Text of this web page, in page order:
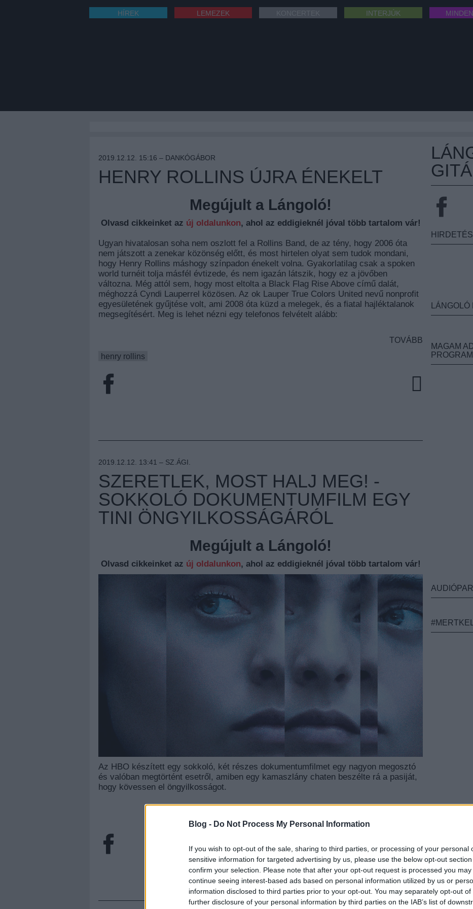
Blog - Do Not Process My Personal Information
If you wish to opt-out of the sale, sharing to third parties, or processing of your personal
sensitive information for targeted advertising by us, please use the below opt-out
confirm your selection. Please note that after your opt-out request is processed you may
continue seeing interest-based ads based on personal information utilized by us or
information disclosed to third parties prior to your opt-out. You may separately opt-out of
further disclosure of your personal information by third parties on the IAB’s list of
HÍREK LEMEZEK INTERJÚK
2019.12.12. 15:16 – DANKÓGÁBOR
HENRY ROLLINS ÚJRA ÉNEKELT
Megújult a Lángoló!
Olvasd cikkeinket az új oldalunkon, ahol az eddigieknél jóval több tartalom vár!
Ugyan hivatalosan soha nem oszlott fel a Rollins Band, de az tény, hogy 2006 óta
nem játszott a zenekar közönség előtt, és most hirtelen olyat sem tudok mondani,
hogy Henry Rollins máshogy színpadon énekelt volna. Gyakorlatilag csak a spoken
world turnéit tolja másfél évtizede, és nem igazán látszik, hogy ez a jövőben
változna. Még attól sem, hogy most eltolta a Black Flag Rise Above című dalát,
méghozzá Cyndi Lauperrel közösen. Az ok Lauper True Colors United nevű nonprofit
egyesületének gyűjtése volt, ami 2008 óta küzd a melegek, és a fiatal hajléktalanok
megsegítésért. Meg is lehet nézni egy telefonos felvételt alább:
TOVÁBB
henry rollins
2019.12.12. 13:41 – SZ.ÁGI.
SZERETLEK, MOST HALJ MEG! -
SOKKOLÓ DOKUMENTUMFILM EGY
TINI ÖNGYILKOSSÁGÁRÓL
Megújult a Lángoló!
Olvasd cikkeinket az új oldalunkon, ahol az eddigieknél jóval több tartalom vár!
Az HBO készített egy sokkoló, két részes dokumentumfilmet egy nagyon megosztó
és valóban megtörtént esetről, amiben egy kamaszlány chaten beszélte rá a pasiját,
hogy kövessen el öngyilkosságot.
HIRDETÉS
MAGAM
PROGRAM
EZT